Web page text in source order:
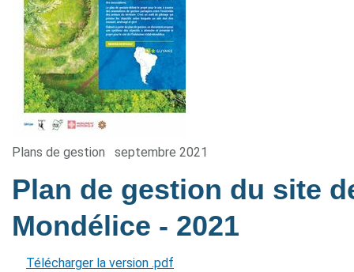
Plans de gestion septembre 2021
Plan de gestion du site
Mondélice - 2021
Télécharger la version .pdf